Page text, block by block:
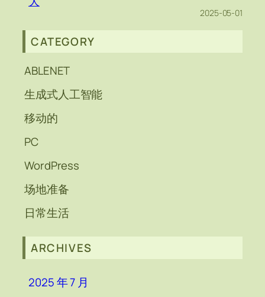
2025-05-01
CATEGORY
ABLENET
生成式人工智能
移动的
PC
WordPress
场地准备
日常生活
ARCHIVES
2025 年 7 月